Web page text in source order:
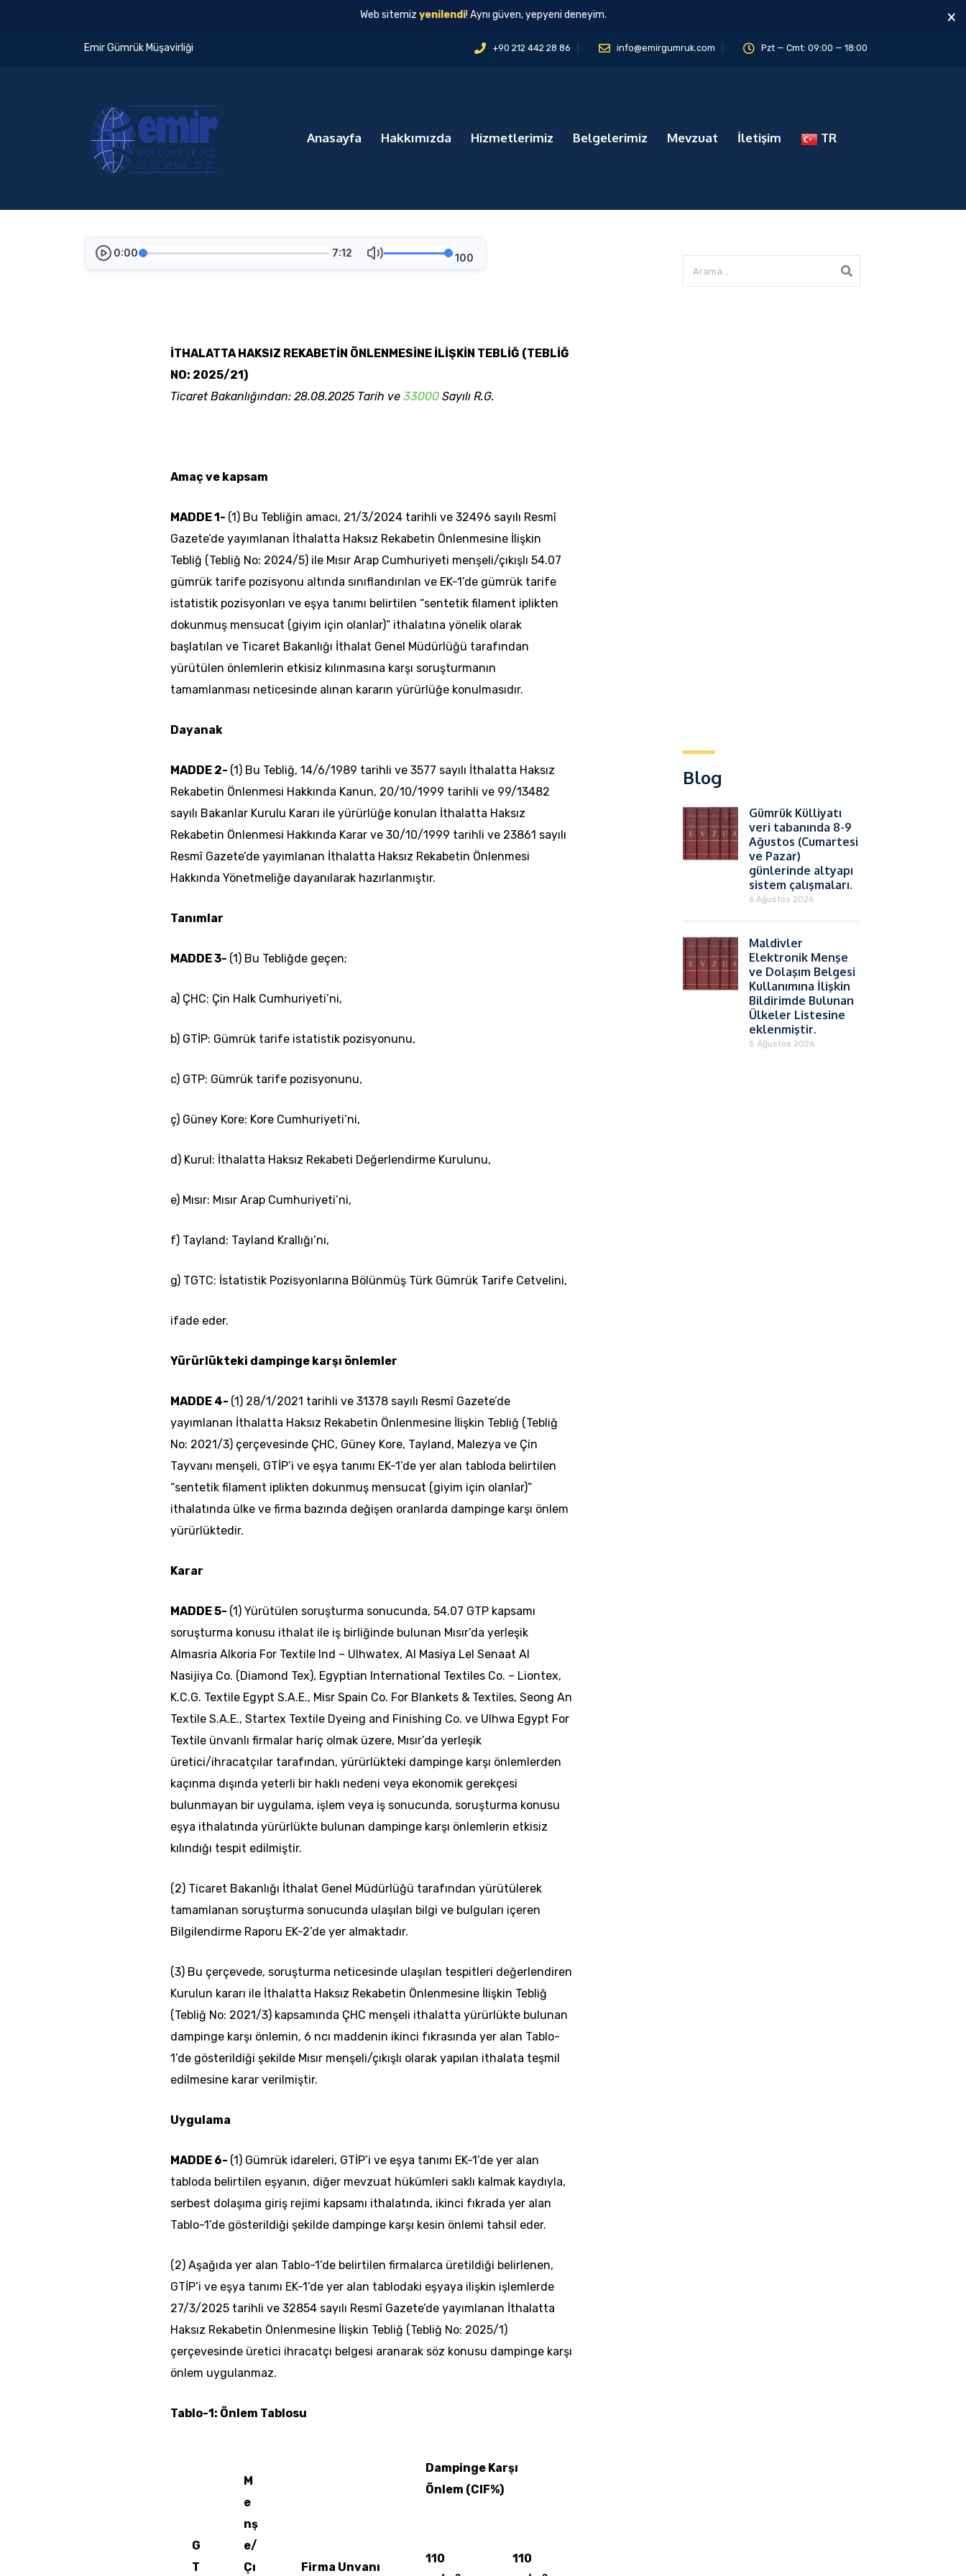
Web sitemiz yenilendi! Aynı güven, yepyeni deneyim. ×
Emir Gümrük Müşavirliği +90 212 442 28 86 info@emirgumruk.com Pzt — Cmt: 09:00 — 18:00
Anasayfa Hakkımızda Hizmetlerimiz Belgelerimiz Mevzuat İletişim TR
0:00 7:12 100
İTHALATTA HAKSIZ REKABETİN ÖNLENMESİNE İLİŞKİN TEBLİĞ (TEBLİĞ
NO: 2025/21)
Ticaret Bakanlığından: 28.08.2025 Tarih ve 33000 Sayılı R.G.
Amaç ve kapsam
MADDE 1- (1) Bu Tebliğin amacı, 21/3/2024 tarihli ve 32496 sayılı Resmî
Gazete’de yayımlanan İthalatta Haksız Rekabetin Önlenmesine İlişkin
Tebliğ (Tebliğ No: 2024/5) ile Mısır Arap Cumhuriyeti menşeli/çıkışlı 54.07
gümrük tarife pozisyonu altında sınıflandırılan ve EK-1’de gümrük tarife
istatistik pozisyonları ve eşya tanımı belirtilen “sentetik filament iplikten
dokunmuş mensucat (giyim için olanlar)” ithalatına yönelik olarak
başlatılan ve Ticaret Bakanlığı İthalat Genel Müdürlüğü tarafından
yürütülen önlemlerin etkisiz kılınmasına karşı soruşturmanın
tamamlanması neticesinde alınan kararın yürürlüğe konulmasıdır.
Dayanak
MADDE 2- (1) Bu Tebliğ, 14/6/1989 tarihli ve 3577 sayılı İthalatta Haksız
Rekabetin Önlenmesi Hakkında Kanun, 20/10/1999 tarihli ve 99/13482
sayılı Bakanlar Kurulu Kararı ile yürürlüğe konulan İthalatta Haksız
Rekabetin Önlenmesi Hakkında Karar ve 30/10/1999 tarihli ve 23861 sayılı
Resmî Gazete’de yayımlanan İthalatta Haksız Rekabetin Önlenmesi
Hakkında Yönetmeliğe dayanılarak hazırlanmıştır.
Tanımlar
MADDE 3- (1) Bu Tebliğde geçen;
a) ÇHC: Çin Halk Cumhuriyeti’ni,
b) GTİP: Gümrük tarife istatistik pozisyonunu,
c) GTP: Gümrük tarife pozisyonunu,
ç) Güney Kore: Kore Cumhuriyeti’ni,
d) Kurul: İthalatta Haksız Rekabeti Değerlendirme Kurulunu,
e) Mısır: Mısır Arap Cumhuriyeti’ni,
f) Tayland: Tayland Krallığı’nı,
g) TGTC: İstatistik Pozisyonlarına Bölünmüş Türk Gümrük Tarife Cetvelini,
ifade eder.
Yürürlükteki dampinge karşı önlemler
MADDE 4- (1) 28/1/2021 tarihli ve 31378 sayılı Resmî Gazete’de
yayımlanan İthalatta Haksız Rekabetin Önlenmesine İlişkin Tebliğ (Tebliğ
No: 2021/3) çerçevesinde ÇHC, Güney Kore, Tayland, Malezya ve Çin
Tayvanı menşeli, GTİP’i ve eşya tanımı EK-1’de yer alan tabloda belirtilen
“sentetik filament iplikten dokunmuş mensucat (giyim için olanlar)”
ithalatında ülke ve firma bazında değişen oranlarda dampinge karşı önlem
yürürlüktedir.
Karar
MADDE 5- (1) Yürütülen soruşturma sonucunda, 54.07 GTP kapsamı
soruşturma konusu ithalat ile iş birliğinde bulunan Mısır’da yerleşik
Almasria Alkoria For Textile Ind – Ulhwatex, Al Masiya Lel Senaat Al
Nasijiya Co. (Diamond Tex), Egyptian International Textiles Co. – Liontex,
K.C.G. Textile Egypt S.A.E., Misr Spain Co. For Blankets & Textiles, Seong An
Textile S.A.E., Startex Textile Dyeing and Finishing Co. ve Ulhwa Egypt For
Textile ünvanlı firmalar hariç olmak üzere, Mısır’da yerleşik
üretici/ihracatçılar tarafından, yürürlükteki dampinge karşı önlemlerden
kaçınma dışında yeterli bir haklı nedeni veya ekonomik gerekçesi
bulunmayan bir uygulama, işlem veya iş sonucunda, soruşturma konusu
eşya ithalatında yürürlükte bulunan dampinge karşı önlemlerin etkisiz
kılındığı tespit edilmiştir.
(2) Ticaret Bakanlığı İthalat Genel Müdürlüğü tarafından yürütülerek
tamamlanan soruşturma sonucunda ulaşılan bilgi ve bulguları içeren
Bilgilendirme Raporu EK-2’de yer almaktadır.
(3) Bu çerçevede, soruşturma neticesinde ulaşılan tespitleri değerlendiren
Kurulun kararı ile İthalatta Haksız Rekabetin Önlenmesine İlişkin Tebliğ
(Tebliğ No: 2021/3) kapsamında ÇHC menşeli ithalatta yürürlükte bulunan
dampinge karşı önlemin, 6 ncı maddenin ikinci fıkrasında yer alan Tablo-
1’de gösterildiği şekilde Mısır menşeli/çıkışlı olarak yapılan ithalata teşmil
edilmesine karar verilmiştir.
Uygulama
MADDE 6- (1) Gümrük idareleri, GTİP’i ve eşya tanımı EK-1’de yer alan
tabloda belirtilen eşyanın, diğer mevzuat hükümleri saklı kalmak kaydıyla,
serbest dolaşıma giriş rejimi kapsamı ithalatında, ikinci fıkrada yer alan
Tablo-1’de gösterildiği şekilde dampinge karşı kesin önlemi tahsil eder.
(2) Aşağıda yer alan Tablo-1’de belirtilen firmalarca üretildiği belirlenen,
GTİP’i ve eşya tanımı EK-1’de yer alan tablodaki eşyaya ilişkin işlemlerde
27/3/2025 tarihli ve 32854 sayılı Resmî Gazete’de yayımlanan İthalatta
Haksız Rekabetin Önlenmesine İlişkin Tebliğ (Tebliğ No: 2025/1)
çerçevesinde üretici ihracatçı belgesi aranarak söz konusu dampinge karşı
önlem uygulanmaz.
Tablo-1: Önlem Tablosu
G
T
M
e
nş
e/
Çı
Firma Unvanı
Dampinge Karşı
Önlem (CIF%)
110
110
Blog
Gümrük Külliyatı
veri tabanında 8-9
Ağustos (Cumartesi
ve Pazar)
günlerinde altyapı
sistem çalışmaları.
6 Ağustos 2026
Maldivler
Elektronik Menşe
ve Dolaşım Belgesi
Kullanımına İlişkin
Bildirimde Bulunan
Ülkeler Listesine
eklenmiştir.
5 Ağustos 2026